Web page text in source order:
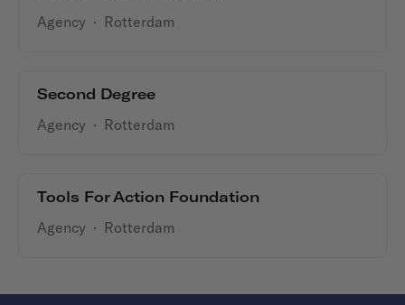
Agency · Rotterdam
Second Degree
Agency · Rotterdam
Tools For Action Foundation
Agency · Rotterdam